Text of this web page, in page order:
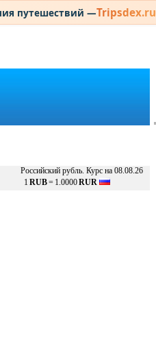
путешествий —Tripsdex.ru
Российский рубль. Курс на 08.08.26
1 RUB= 1.0000RUR